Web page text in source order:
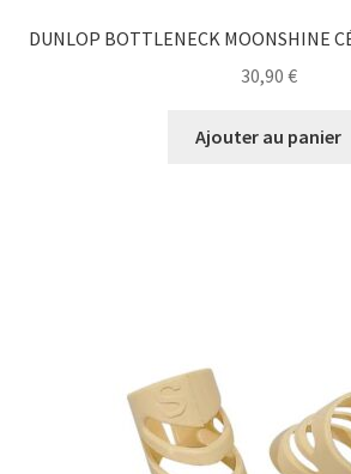
DUNLOP BOTTLENECK MOONSHINE
30,90 €
Ajouter au panier